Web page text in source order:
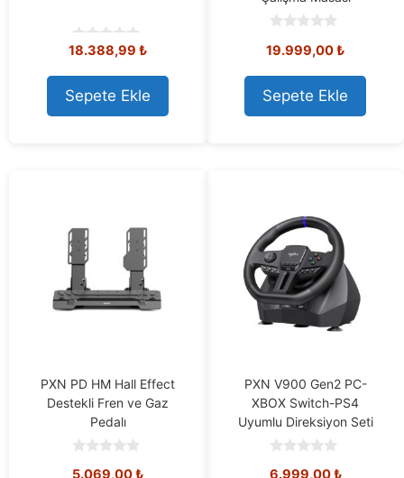
0
u
t
o
f
18.388,99 ₺
Sepete Ekle
o
t
o
f
5
19.999,00₺
Sepete Ekle
PXN PD HM Hall Effect
Destekli Fren ve Gaz
Pedalı
5.069,00₺
PXN V900 Gen2 PC-
XBOX Switch-PS4
Uyumlu Direksiyon Seti
6.999,00₺